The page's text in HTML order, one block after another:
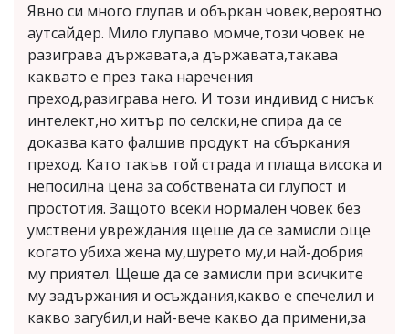
Явно си много глупав и объркан човек,вероятно
аутсайдер. Мило глупаво момче,този човек не
разиграва държавата,а държавата,такава
каквато е през така наречения
преход,разиграва него. И този индивид с нисък
интелект,но хитър по селски,не спира да се
доказва като фалшив продукт на сбъркания
преход. Като такъв той страда и плаща висока и
непосилна цена за собствената си глупост и
простотия. Защото всеки нормален човек без
умствени увреждания щеше да се замисли още
когато убиха жена му,шурето му,и най-добрия
му приятел. Щеше да се замисли при всичките
му задържания и осъждания,какво е спечелил и
какво загубил,и най-вече какво да примени,за